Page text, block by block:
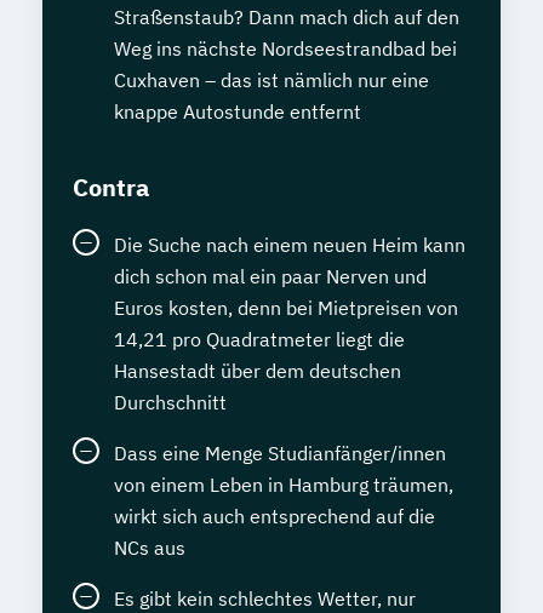
Straßenstaub? Dann mach dich auf den
Weg ins nächste Nordseestrandbad bei
Cuxhaven – das ist nämlich nur eine
knappe Autostunde entfernt
Contra
Die Suche nach einem neuen Heim kann
dich schon mal ein paar Nerven und
Euros kosten, denn bei Mietpreisen von
14,21 pro Quadratmeter liegt die
Hansestadt über dem deutschen
Durchschnitt
Dass eine Menge Studianfänger/innen
von einem Leben in Hamburg träumen,
wirkt sich auch entsprechend auf die
NCs aus
Es gibt kein schlechtes Wetter, nur